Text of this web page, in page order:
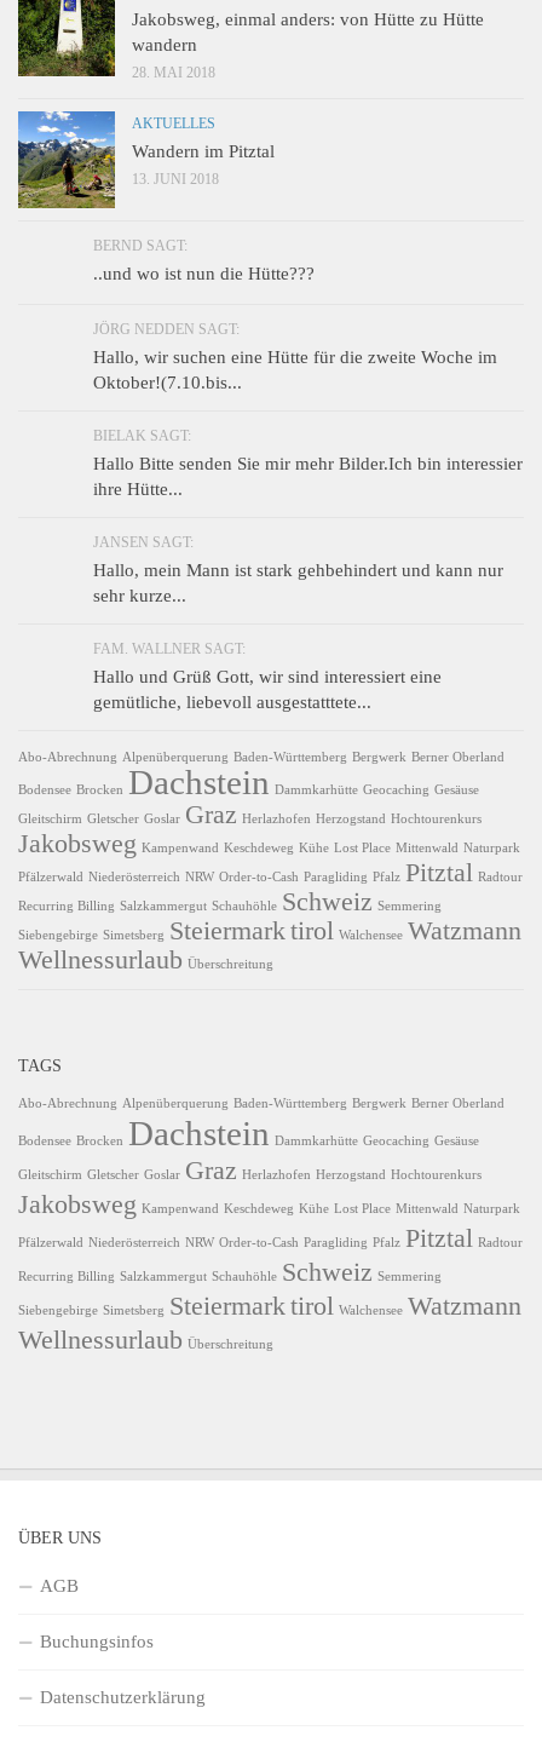
Jakobsweg, einmal anders: von Hütte zu Hütte
wandern
28. MAI 2018
AKTUELLES
Wandern im Pitztal
13. JUNI 2018
BERND SAGT:
..und wo ist nun die Hütte???
JÖRG NEDDEN SAGT:
Hallo, wir suchen eine Hütte für die zweite Woche im
Oktober!(7.10.bis...
BIELAK SAGT:
Hallo Bitte senden Sie mir mehr Bilder.Ich bin interessier
ihre Hütte...
JANSEN SAGT:
Hallo, mein Mann ist stark gehbehindert und kann nur
sehr kurze...
FAM. WALLNER SAGT:
Hallo und Grüß Gott, wir sind interessiert eine
gemütliche, liebevoll ausgestatttete...
Abo-Abrechnung Alpenüberquerung Baden-Württemberg Bergwerk Berner Oberland
Bodensee Brocken Dachstein Dammkarhütte Geocaching Gesäuse
Gleitschirm Gletscher Goslar Graz Herlazhofen Herzogstand Hochtourenkurs
Jakobsweg Kampenwand Keschdeweg Kühe Lost Place Mittenwald Naturpark
Pfälzerwald Niederösterreich NRW Order-to-Cash Paragliding Pfalz Pitztal Radtour
Recurring Billing Salzkammergut Schauhöhle Schweiz Semmering
Siebengebirge Simetsberg Steiermarktirol Walchensee Watzmann
Wellnessurlaub Überschreitung
TAGS
Abo-Abrechnung Alpenüberquerung Baden-Württemberg Bergwerk Berner Oberland
Bodensee Brocken Dachstein Dammkarhütte Geocaching Gesäuse
Gleitschirm Gletscher Goslar Graz Herlazhofen Herzogstand Hochtourenkurs
Jakobsweg Kampenwand Keschdeweg Kühe Lost Place Mittenwald Naturpark
Pfälzerwald Niederösterreich NRW Order-to-Cash Paragliding Pfalz Pitztal Radtour
Recurring Billing Salzkammergut Schauhöhle Schweiz Semmering
Siebengebirge Simetsberg Steiermarktirol Walchensee Watzmann
Wellnessurlaub Überschreitung
ÜBER UNS
AGB
Buchungsinfos
Datenschutzerklärung